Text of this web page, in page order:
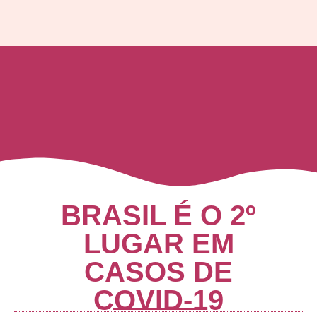
BRASIL É O 2º
LUGAR EM
CASOS DE
COVID-19